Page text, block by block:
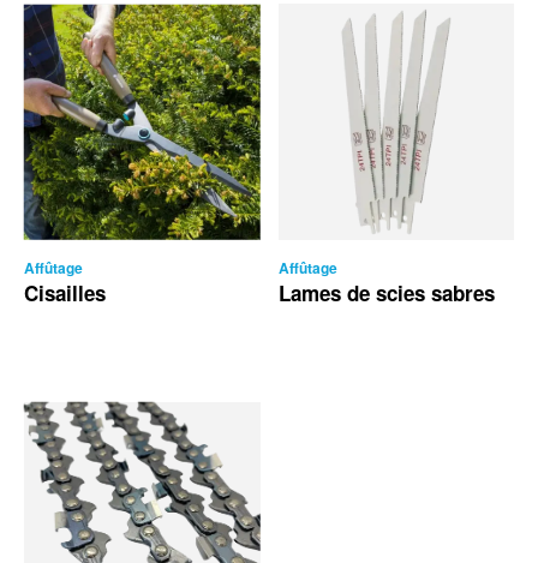
Affûtage
Cisailles
Affûtage
Lames de scies sabres